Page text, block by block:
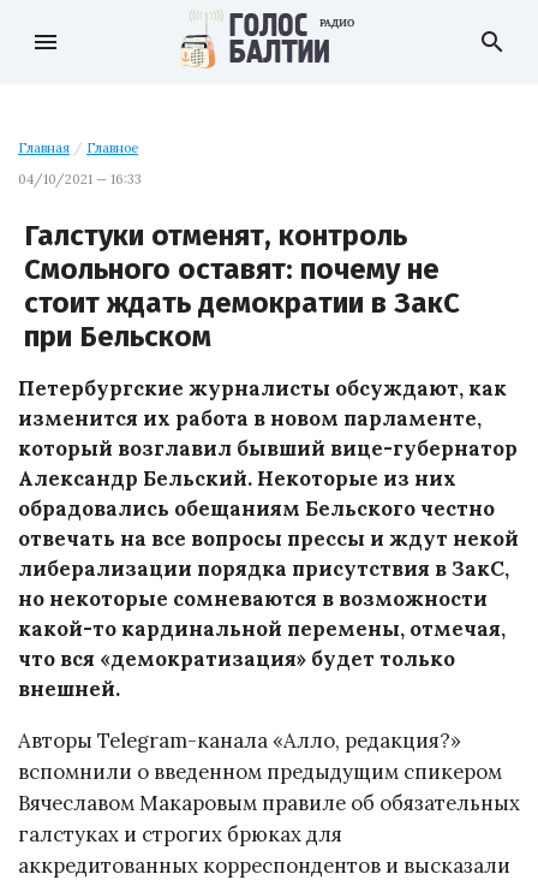
menu search
Главная / Главное
04/10/2021 — 16:33
Галстуки отменят, контроль
Смольного оставят: почему не
стоит ждать демократии в ЗакС
при Бельском
Петербургские журналисты обсуждают, как
изменится их работа в новом парламенте,
который возглавил бывший вице-губернатор
Александр Бельский. Некоторые из них
обрадовались обещаниям Бельского честно
отвечать на все вопросы прессы и ждут некой
либерализации порядка присутствия в ЗакС,
но некоторые сомневаются в возможности
какой-то кардинальной перемены, отмечая,
что вся «демократизация» будет только
внешней.
Авторы Telegram-канала «Алло, редакция?»
вспомнили о введенном предыдущим спикером
Вячеславом Макаровым правиле об обязательных
галстуках и строгих брюках для
аккредитованных корреспондентов и высказали